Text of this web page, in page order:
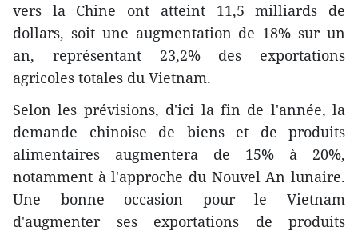
vers la Chine ont atteint 11,5 milliards de
dollars, soit une augmentation de 18% sur un
an, représentant 23,2% des exportations
agricoles totales du Vietnam.
Selon les prévisions, d'ici la fin de l'année, la
demande chinoise de biens et de produits
alimentaires augmentera de 15% à 20%,
notamment à l'approche du Nouvel An lunaire.
Une bonne occasion pour le Vietnam
d'augmenter ses exportations de produits